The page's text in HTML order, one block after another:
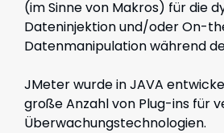
(im Sinne von Makros) für die
Dateninjektion und/oder On-
Datenmanipulation während
JMeter wurde in JAVA
große Anzahl von Plug-ins für
Überwachungstechnologien.